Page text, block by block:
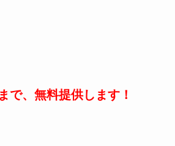
で、無料提供します！